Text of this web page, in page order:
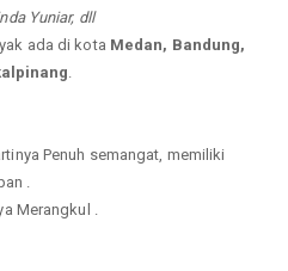
Yuniar, dll
ada di kota Medan, Bandung,
Penuh semangat, memiliki
.
Merangkul .